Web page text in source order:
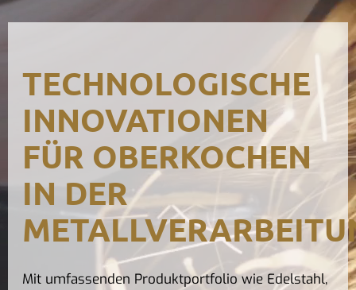
TECHNOLOGISCHE
INNOVATIONEN
FÜR OBERKOCHEN
IN DER
Mit umfassenden Produktportfolio wie Edelstahl,